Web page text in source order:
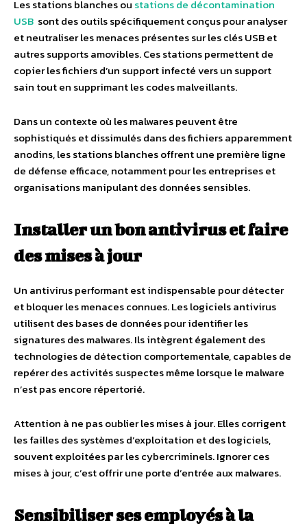
Les stations blanches ou stations de décontamination
USB sont des outils spécifiquement conçus pour analyser
et neutraliser les menaces présentes sur les clés USB et
autres supports amovibles. Ces stations permettent de
copier les fichiers d’un support infecté vers un support
sain tout en supprimant les codes malveillants.
Dans un contexte où les malwares peuvent être
sophistiqués et dissimulés dans des fichiers apparemment
anodins, les stations blanches offrent une première ligne
de défense efficace, notamment pour les entreprises et
organisations manipulant des données sensibles.
Installer un bon antivirus et faire
des mises à jour
Un antivirus performant est indispensable pour détecter
et bloquer les menaces connues. Les logiciels antivirus
utilisent des bases de données pour identifier les
signatures des malwares. Ils intègrent également des
technologies de détection comportementale, capables de
repérer des activités suspectes même lorsque le malware
n’est pas encore répertorié.
Attention à ne pas oublier les mises à jour. Elles corrigent
les failles des systèmes d’exploitation et des logiciels,
souvent exploitées par les cybercriminels. Ignorer ces
mises à jour, c’est offrir une porte d’entrée aux malwares.
Sensibiliser ses employés à la